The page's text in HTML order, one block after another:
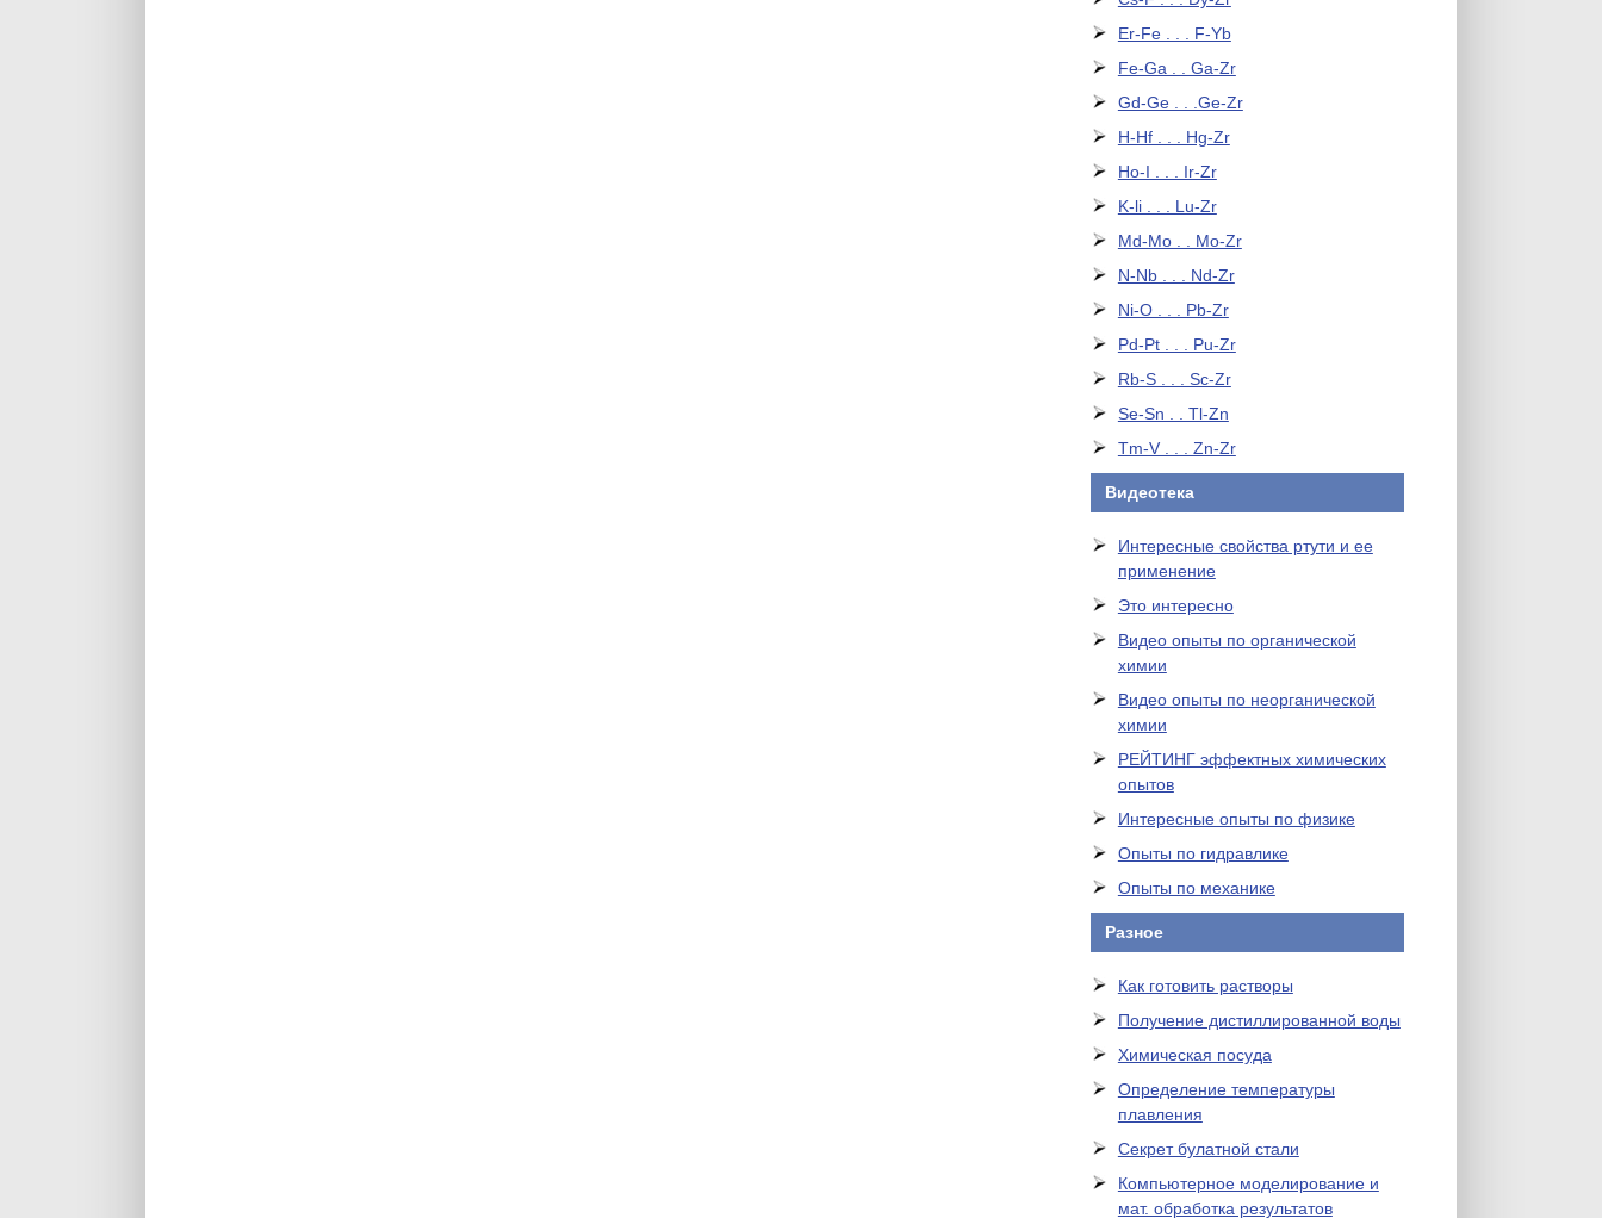
Er-Fe . . . F-Yb
Fe-Ga . . Ga-Zr
Gd-Ge . . .Ge-Zr
H-Hf . . . Hg-Zr
Ho-I . . . Ir-Zr
K-li . . . Lu-Zr
Md-Mo . . Mo-Zr
N-Nb . . . Nd-Zr
Ni-O . . . Pb-Zr
Pd-Pt . . . Pu-Zr
Rb-S . . . Sc-Zr
Se-Sn . . Tl-Zn
Tm-V . . . Zn-Zr
Видеотека
Интересные свойства ртути и ее
применение
Это интересно
Видео опыты по органической
химии
Видео опыты по неорганической
химии
РЕЙТИНГ эффектных химических
опытов
Интересные опыты по физике
Опыты по гидравлике
Опыты по механике
Разное
Как готовить растворы
Получение дистиллированной воды
Химическая посуда
Определение температуры
плавления
Секрет булатной стали
Компьютерное моделирование и
мат. обработка результатов